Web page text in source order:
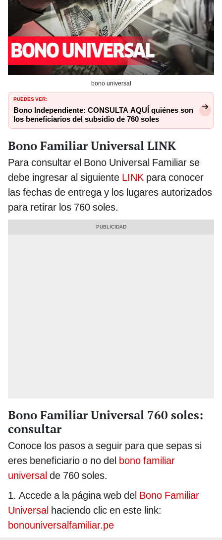
bono universal
PUEDES VER:
Bono Independiente: CONSULTA AQUÍ quiénes son
los beneficiarios del subsidio de 760 soles
Bono Familiar Universal LINK
Para consultar el Bono Universal Familiar se
debe ingresar al siguiente LINK para conocer
las fechas de entrega y los lugares autorizados
para retirar los 760 soles.
Bono Familiar Universal 760 soles:
consultar
Conoce los pasos a seguir para que sepas si
eres beneficiario o no del bono familiar
universal de 760 soles.
1. Accede a la página web del Bono Familiar
Universal haciendo clic en este link:
bonouniversalfamiliar.pe